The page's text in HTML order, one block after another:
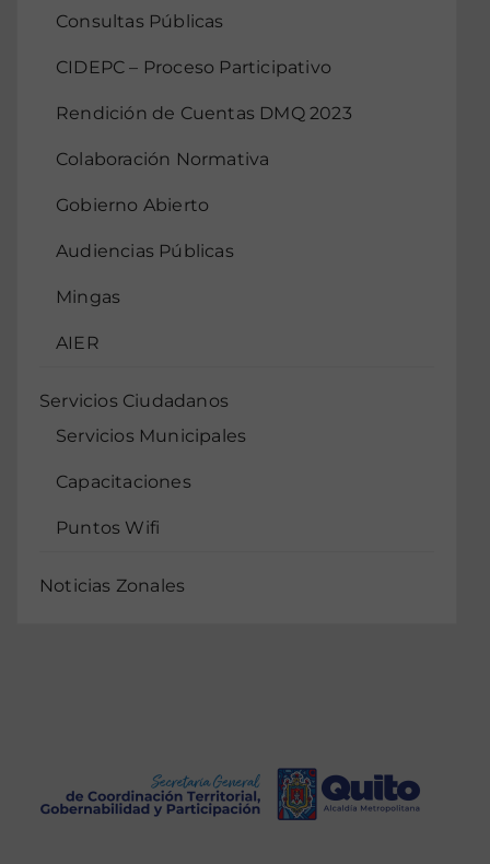
Consultas Públicas
CIDEPC – Proceso Participativo
Rendición de Cuentas DMQ 2023
Colaboración Normativa
Gobierno Abierto
Audiencias Públicas
Mingas
AIER
Servicios Ciudadanos
Servicios Municipales
Capacitaciones
Puntos Wifi
Noticias Zonales